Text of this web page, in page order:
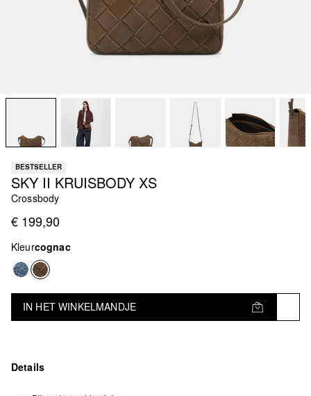
BESTSELLER
SKY II KRUISBODY XS
Crossbody
€ 199,90
Kleurcognac
IN HET WINKELMANDJE
Details